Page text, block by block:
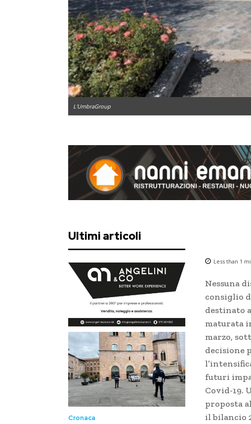
L'UmbraGroup
Ultimi articoli
Cronaca
Less than 1
Nessuna
consiglio
destinato
maturata
marzo,
decisione
futuri
Covid-19.
proposta
il bilancio